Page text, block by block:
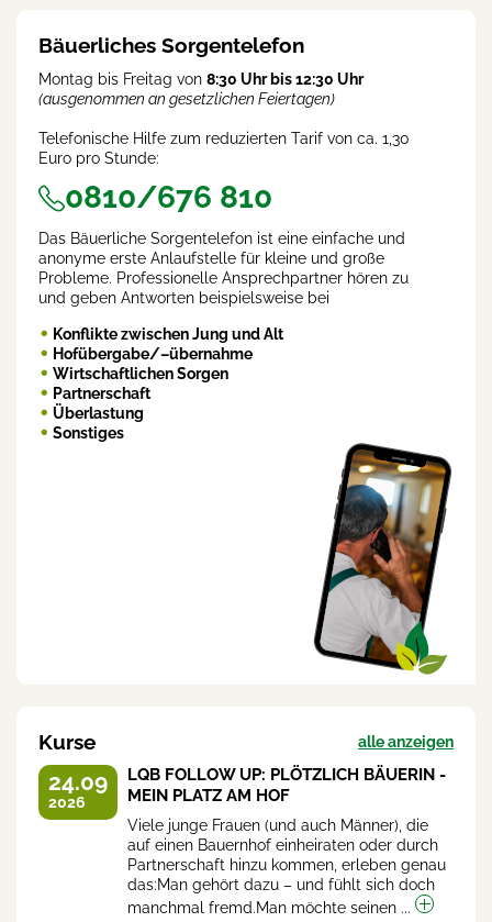
Bäuerliches Sorgentelefon
Montag bis Freitag von 8:30 Uhr bis 12:30 Uhr
(ausgenommen an gesetzlichen Feiertagen)
Telefonische Hilfe zum reduzierten Tarif von ca. 1,30
Euro pro Stunde:
0810/676 810
Das Bäuerliche Sorgentelefon ist eine einfache und
anonyme erste Anlaufstelle für kleine und große
Probleme. Professionelle Ansprechpartner hören zu
und geben Antworten beispielsweise bei
Konflikte zwischen Jung und Alt
Hofübergabe/–übernahme
Wirtschaftlichen Sorgen
Partnerschaft
Überlastung
Sonstiges
Kurse alle anzeigen
24.09
2026
LQB FOLLOW UP: PLÖTZLICH BÄUERIN -
MEIN PLATZ AM HOF
Viele junge Frauen (und auch Männer), die
auf einen Bauernhof einheiraten oder durch
Partnerschaft hinzu kommen, erleben genau
das:Man gehört dazu – und fühlt sich doch
manchmal fremd.Man möchte seinen ...